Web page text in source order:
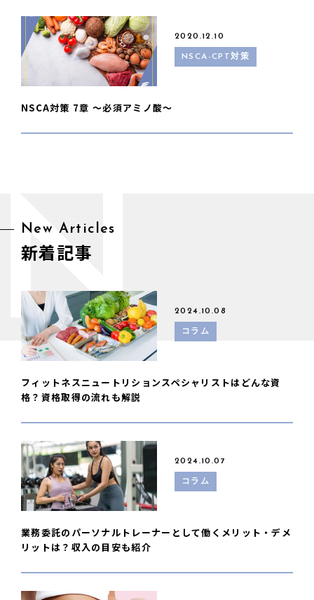
2020.12.10
NSCA-CPT対策
NSCA対策 7章 〜必須アミノ酸〜
New Articles
新着記事
2024.10.08
コラム
フィットネスニュートリションスペシャリストはどんな資
格？資格取得の流れも解説
2024.10.07
コラム
業務委託のパーソナルトレーナーとして働くメリット・デメ
リットは？収入の目安も紹介